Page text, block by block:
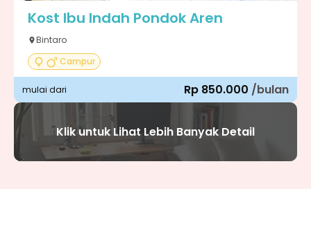
Kost Ibu Indah Pondok Aren
Bintaro
Campur
mulai dari Rp 850.000 /bulan
Klik untuk Lihat Lebih Banyak Detail